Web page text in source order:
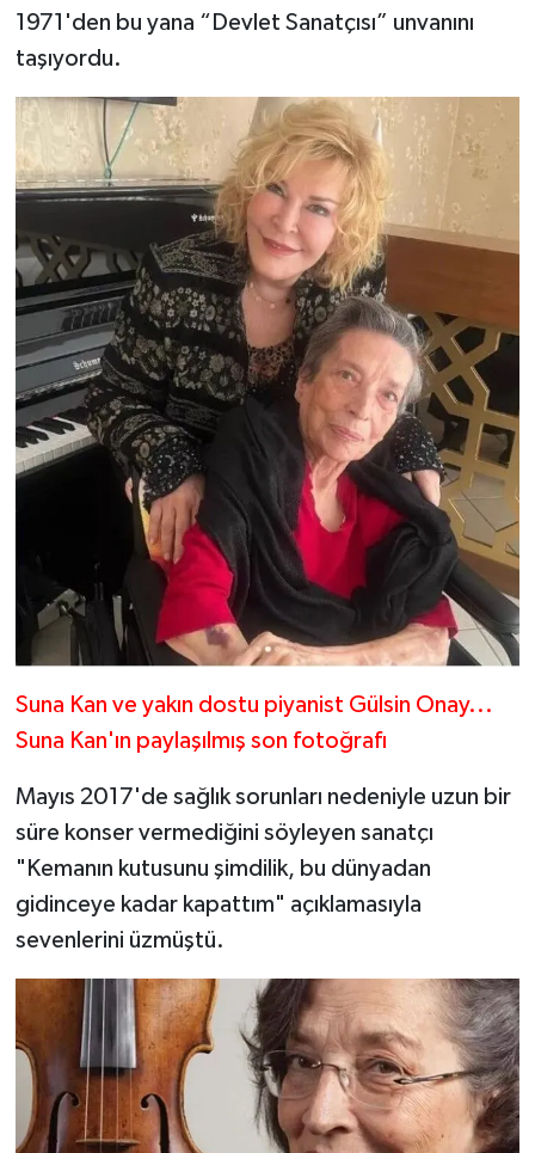
1971'den bu yana “Devlet Sanatçısı” unvanını
taşıyordu.
Suna Kan ve yakın dostu piyanist Gülsin Onay...
Suna Kan'ın paylaşılmış son fotoğrafı
Mayıs 2017'de sağlık sorunları nedeniyle uzun bir
süre konser vermediğini söyleyen sanatçı
"Kemanın kutusunu şimdilik, bu dünyadan
gidinceye kadar kapattım" açıklamasıyla
sevenlerini üzmüştü.